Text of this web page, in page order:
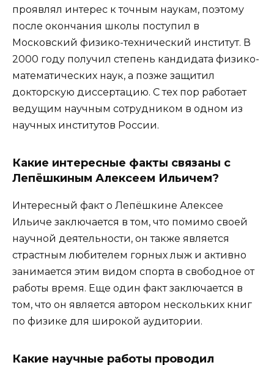
проявлял интерес к точным наукам, поэтому
после окончания школы поступил в
Московский физико-технический институт. В
2000 году получил степень кандидата физико-
математических наук, а позже защитил
докторскую диссертацию. С тех пор работает
ведущим научным сотрудником в одном из
научных институтов России.
Какие интересные факты связаны с
Лепёшкиным Алексеем Ильичем?
Интересный факт о Лепёшкине Алексее
Ильиче заключается в том, что помимо своей
научной деятельности, он также является
страстным любителем горных лыж и активно
занимается этим видом спорта в свободное от
работы время. Еще один факт заключается в
том, что он является автором нескольких книг
по физике для широкой аудитории.
Какие научные работы проводил